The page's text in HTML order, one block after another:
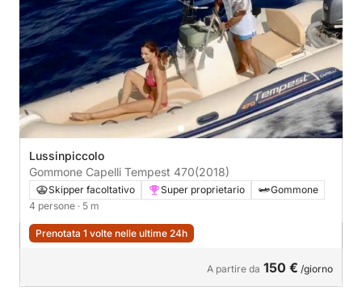
Lussinpiccolo
Gommone Capelli Tempest 470(2018)
Skipper facoltativo Super proprietario
Gommone
4 persone · 5 m
Prenotata 1 volte nelle ultime 24h
A partire da 150 € /giorno